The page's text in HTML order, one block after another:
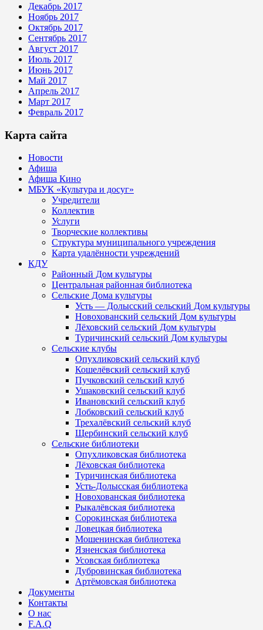
Декабрь 2017
Ноябрь 2017
Октябрь 2017
Сентябрь 2017
Август 2017
Июль 2017
Июнь 2017
Май 2017
Апрель 2017
Март 2017
Февраль 2017
Карта сайта
Новости
Афиша
Афиша Кино
МБУК «Культура и досуг»
Учредители
Коллектив
Услуги
Творческие коллективы
Структура муниципального учреждения
Карта удалённости учреждений
КДУ
Районный Дом культуры
Центральная районная библиотека
Сельские Дома культуры
Усть — Долысский сельский Дом культуры
Новохованский сельский Дом культуры
Лёховский сельский Дом культуры
Туричинский сельский Дом культуры
Сельские клубы
Опухликовский сельский клуб
Кошелёвский сельский клуб
Пучковский сельский клуб
Ушаковский сельский клуб
Ивановский сельский клуб
Лобковский сельский клуб
Трехалёвский сельский клуб
Щербинский сельский клуб
Сельские библиотеки
Опухликовская библиотека
Лёховская библиотека
Туричинская библиотека
Усть-Долысская библиотека
Новохованская библиотека
Рыкалёвская библиотека
Сорокинская библиотека
Ловецкая библиотека
Мошенинская библиотека
Язненская библиотека
Усовская библиотека
Дубровинская библиотека
Артёмовская библиотека
Документы
Контакты
О нас
F.A.Q